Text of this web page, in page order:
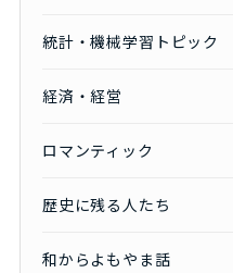
統計・機械学習トピック
経済・経営
ロマンティック
歴史に残る人たち
和からよもやま話